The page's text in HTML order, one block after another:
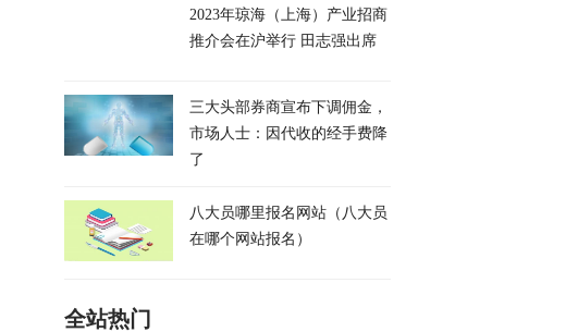
2023年琼海（上海）产业招商
推介会在沪举行 田志强出席
三大头部券商宣布下调佣金，
市场人士：因代收的经手费降
了
八大员哪里报名网站（八大员
在哪个网站报名）
全站热门